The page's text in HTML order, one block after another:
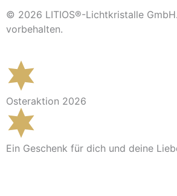
© 2026 LITIOS®-Lichtkristalle
vorbehalten.
Osteraktion 2026
Ein Geschenk für dich und deine